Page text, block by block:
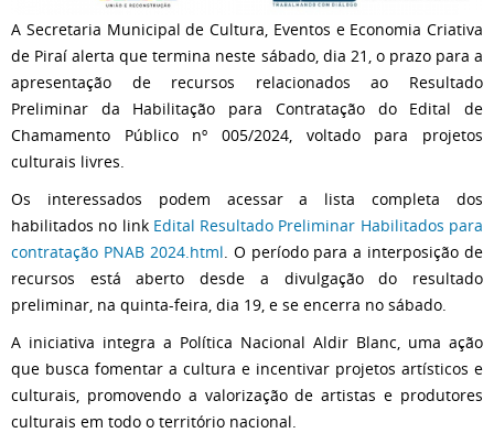
A Secretaria Municipal de Cultura, Eventos e Economia Criativa
de Piraí alerta que termina neste sábado, dia 21, o prazo para a
apresentação de recursos relacionados ao Resultado
Preliminar da Habilitação para Contratação do Edital de
Chamamento Público nº 005/2024, voltado para projetos
culturais livres.
Os interessados podem acessar a lista completa dos
habilitados no link Edital Resultado Preliminar Habilitados para
contratação PNAB 2024.html . O período para a interposição de
recursos está aberto desde a divulgação do resultado
preliminar, na quinta-feira, dia 19, e se encerra no sábado.
A iniciativa integra a Política Nacional Aldir Blanc, uma ação
que busca fomentar a cultura e incentivar projetos artísticos e
culturais, promovendo a valorização de artistas e produtores
culturais em todo o território nacional.